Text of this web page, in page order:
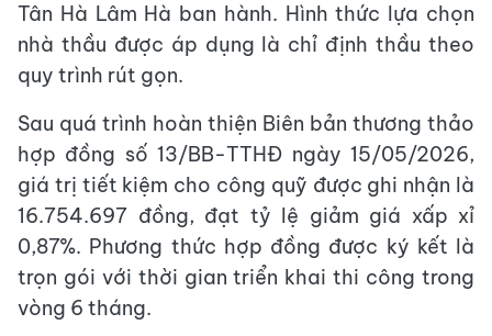
Tân Hà Lâm Hà ban hành. Hình thức lựa chọn
nhà thầu được áp dụng là chỉ định thầu theo
quy trình rút gọn.
Sau quá trình hoàn thiện Biên bản thương thảo
hợp đồng số 13/BB-TTHĐ ngày 15/05/2026,
giá trị tiết kiệm cho công quỹ được ghi nhận là
16.754.697 đồng, đạt tỷ lệ giảm giá xấp xỉ
0,87%. Phương thức hợp đồng được ký kết là
trọn gói với thời gian triển khai thi công trong
vòng 6 tháng.